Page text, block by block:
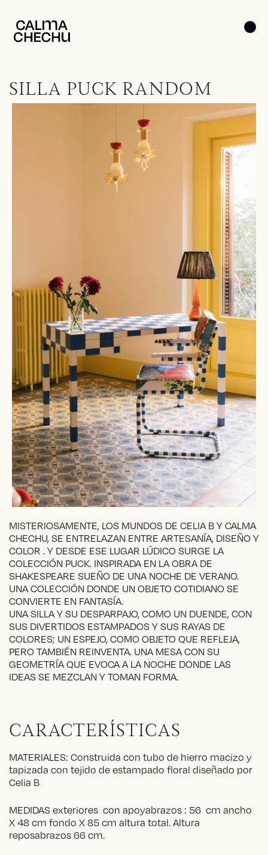
SILLA PUCK RANDOM
MISTERIOSAMENTE, LOS MUNDOS DE CELIA B Y CALMA
CHECHU, SE ENTRELAZAN ENTRE ARTESANÍA, DISEÑO Y
COLOR . Y DESDE ESE LUGAR LÚDICO SURGE LA
COLECCIÓN PUCK. INSPIRADA EN LA OBRA DE
SHAKESPEARE SUEÑO DE UNA NOCHE DE VERANO.
UNA COLECCIÓN DONDE UN OBJETO COTIDIANO SE
CONVIERTE EN FANTASÍA.
UNA SILLA Y SU DESPARPAJO, COMO UN DUENDE, CON
SUS DIVERTIDOS ESTAMPADOS Y SUS RAYAS DE
COLORES; UN ESPEJO, COMO OBJETO QUE REFLEJA,
PERO TAMBIÉN REINVENTA. UNA MESA CON SU
GEOMETRÍA QUE EVOCA A LA NOCHE DONDE LAS
IDEAS SE MEZCLAN Y TOMAN FORMA.
CARACTERÍSTICAS
MATERIALES: Construida con tubo de hierro macizo y
tapizada con tejido de estampado floral diseñado por
Celia B
MEDIDAS exteriores con apoyabrazos : 56 cm ancho
X 48 cm fondo X 85 cm altura total. Altura
reposabrazos 66 cm.